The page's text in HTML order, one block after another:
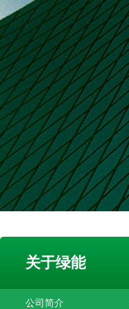
关于绿能
公司简介